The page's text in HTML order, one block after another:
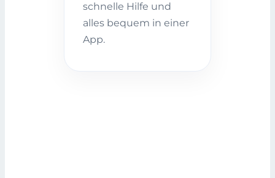
schnelle Hilfe und
alles bequem in einer
App.